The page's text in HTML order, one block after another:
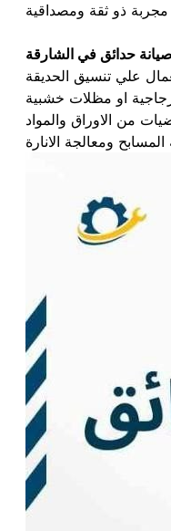
علي تنسيق الحديقة
او مظلات خشبية
من الاوراق والمواد